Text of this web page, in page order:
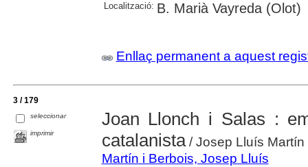
Localització: B. Marià Vayreda (Olot)
Enllaç permanent a aquest
3 / 179
seleccionar
imprimir
Joan Llonch i Salas :
catalanista/ Josep Lluís Martín
Martín i Berbois, Josep Lluís